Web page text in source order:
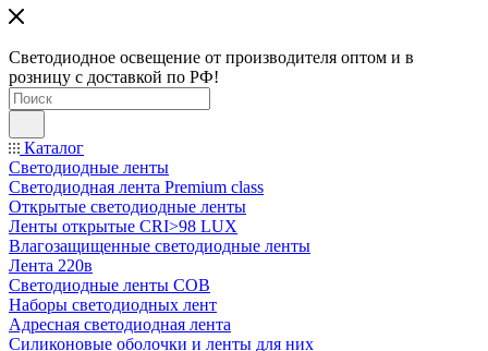
Светодиодное освещение от производителя оптом и в
розницу с доставкой по РФ!
Каталог
Светодиодные ленты
Светодиодная лента Premium class
Открытые светодиодные ленты
Ленты открытые CRI>98 LUX
Влагозащищенные светодиодные ленты
Лента 220в
Светодиодные ленты COB
Наборы светодиодных лент
Адресная светодиодная лента
Силиконовые оболочки и ленты для них